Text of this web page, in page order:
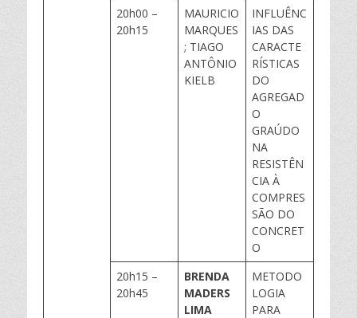
20h00 –
20h15
MAURICIO
MARQUES
; TIAGO
ANTÔNIO
KIELB
INFLUÊNC
IAS DAS
CARACTE
RÍSTICAS
DO
AGREGAD
O
GRAÚDO
NA
RESISTÊN
CIA À
COMPRES
SÃO DO
CONCRET
O
20h15 –
20h45
BRENDA
MADERS
LIMA
METODO
LOGIA
PARA